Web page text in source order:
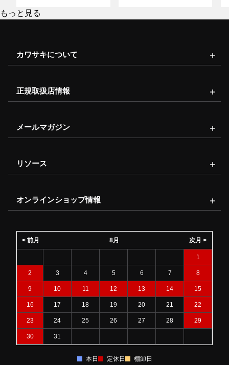
もっと見る
カワサキについて
正規取扱店情報
メールマガジン
リソース
オンラインショップ情報
8月
< 前月 次月 >
1
2 3 4 5 6 7 8
9 10 11 12 13 14 15
16 17 18 19 20 21 22
23 24 25 26 27 28 29
30 31
本日 定休日 棚卸日